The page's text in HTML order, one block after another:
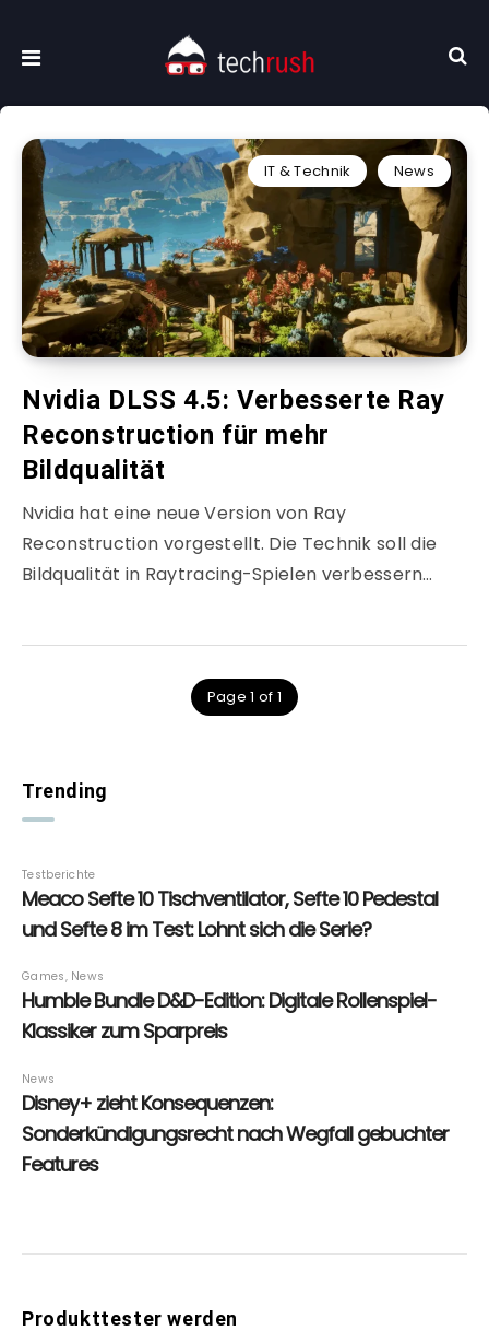
IT & Technik News
Nvidia DLSS 4.5: Verbesserte Ray
Reconstruction für mehr
Bildqualität
Nvidia hat eine neue Version von Ray
Reconstruction vorgestellt. Die Technik soll die
Bildqualität in Raytracing-Spielen verbessern…
Page 1 of 1
Trending
Produkttester werden